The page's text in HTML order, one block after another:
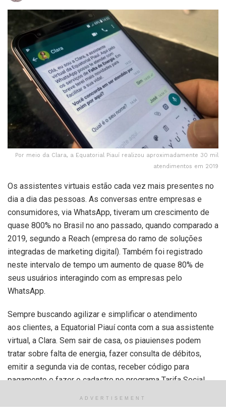
Por meio da Clara, a Equatorial Piauí realizou aproximadamente 30 mil
atendimentos em 2019
Os assistentes virtuais estão cada vez mais presentes no
dia a dia das pessoas. As conversas entre empresas e
consumidores, via WhatsApp, tiveram um crescimento de
quase 800% no Brasil no ano passado, quando comparado a
2019, segundo a Reach (empresa do ramo de soluções
integradas de marketing digital). Também foi registrado
neste intervalo de tempo um aumento de quase 80% de
seus usuários interagindo com as empresas pelo
WhatsApp.
Sempre buscando agilizar e simplificar o atendimento
aos clientes, a Equatorial Piauí conta com a sua assistente
virtual, a Clara. Sem sair de casa, os piauienses podem
tratar sobre falta de energia, fazer consulta de débitos,
emitir a segunda via de contas, receber código para
pagamento e fazer o cadastro no programa Tarifa Social.
Por meio da Clara, a Equatorial Piauí realizou
ADVERTISEMENT